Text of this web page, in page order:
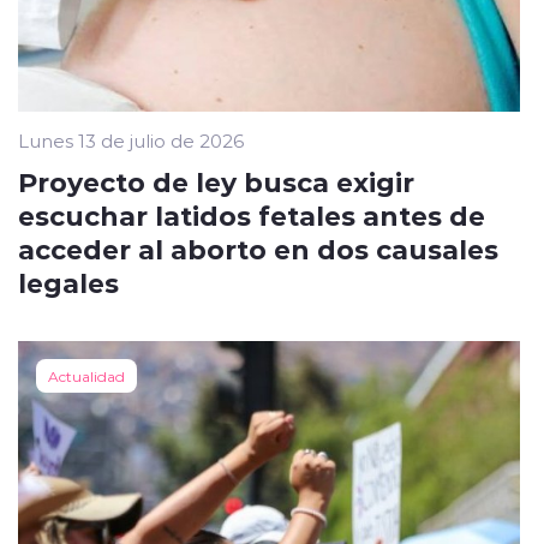
Lunes 13 de julio de 2026
Proyecto de ley busca exigir
escuchar latidos fetales antes de
acceder al aborto en dos causales
legales
Actualidad